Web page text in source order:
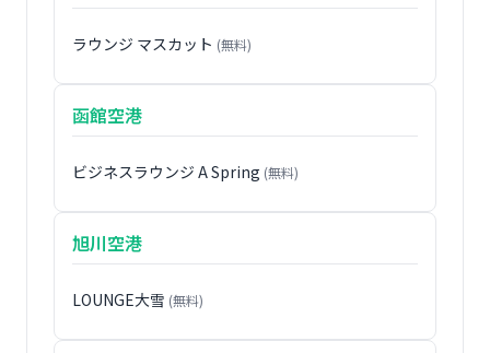
ラウンジ マスカット (無料)
函館空港
ビジネスラウンジ A Spring (無料)
旭川空港
LOUNGE大雪 (無料)